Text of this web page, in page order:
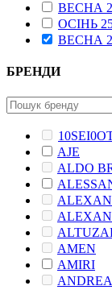
ВЕСНА
ОСІНЬ
ВЕСНА
БРЕНДИ
AJE
ALDO
AMEN
AMIRI